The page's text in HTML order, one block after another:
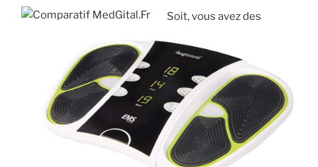
Soit, vous avez des